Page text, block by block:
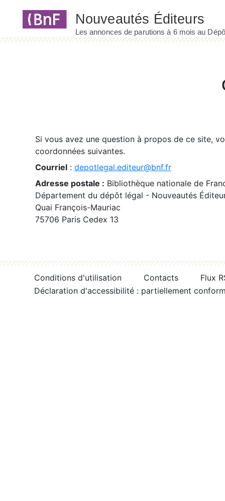
Si vous avez une question à propos de ce site,
coordonnées suivantes.
Courriel : depotlegal.editeur@bnf.fr
Adresse postale : Bibliothèque nationale de
Département du dépôt légal - Nouveautés
Quai François-Mauriac
75706 Paris Cedex 13
Conditions d'utilisation Contacts
Flux
Déclaration d'accessibilité : partiellement